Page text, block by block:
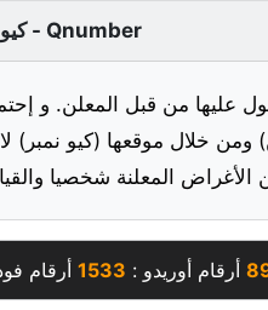
كيو نمبر - Qnumber
عليها من قبل المعلن. و
ومن خلال موقعها (كيو
أرقام أوريدو : 1533 أرقام